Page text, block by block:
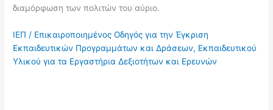
διαμόρφωση των πολιτών του αύριο.
ΙΕΠ / Επικαιροποιημένος Οδηγός για την Έγκριση
Εκπαιδευτικών Προγραμμάτων και Δράσεων, Εκπαιδευτικού
Υλικού για τα Εργαστήρια Δεξιοτήτων και Ερευνών